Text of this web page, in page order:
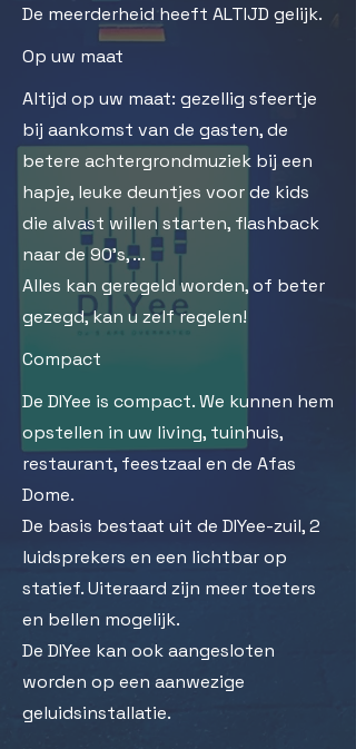
De meerderheid heeft ALTIJD gelijk.
Op uw maat
Altijd op uw maat: gezellig sfeertje
bij aankomst van de gasten, de
betere achtergrondmuziek bij een
hapje, leuke deuntjes voor de kids
die alvast willen starten, flashback
naar de 90's, ...
Alles kan geregeld worden, of beter
gezegd, kan u zelf regelen!
Compact
De DIYee is compact. We kunnen hem
opstellen in uw living, tuinhuis,
restaurant, feestzaal en de Afas
Dome.
De basis bestaat uit de DIYee-zuil, 2
luidsprekers en een lichtbar op
statief. Uiteraard zijn meer toeters
en bellen mogelijk.
De DIYee kan ook aangesloten
worden op een aanwezige
geluidsinstallatie.